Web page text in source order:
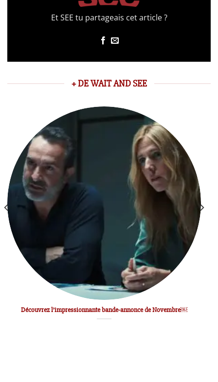
Et SEE tu partageais cet article ?
+ DE WAIT AND SEE
Découvrez l’impressionnante bande-annonce de Novembre￼